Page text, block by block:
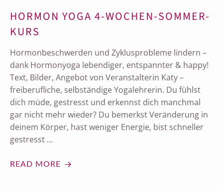
HORMON YOGA 4-WOCHEN-SOMMER-
KURS
Hormonbeschwerden und Zyklusprobleme lindern –
dank Hormonyoga lebendiger, entspannter & happy!
Text, Bilder, Angebot von Veranstalterin Katy –
freiberufliche, selbständige Yogalehrerin. Du fühlst
dich müde, gestresst und erkennst dich manchmal
gar nicht mehr wieder? Du bemerkst Veränderung in
deinem Körper, hast weniger Energie, bist schneller
gestresst …
READ MORE